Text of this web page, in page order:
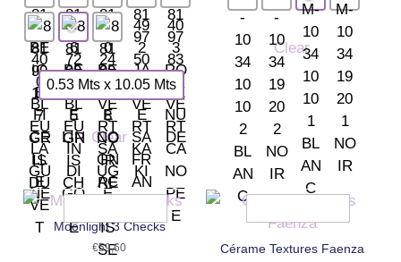
0.53 Mts x 10.05 Mts
Clear
Clear
Moonlight 3 Checks
€59,60 Cérame Textures Faenza